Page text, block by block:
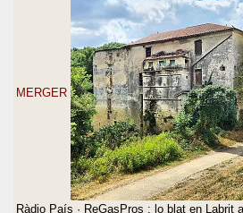
MERGER
Ràdio País · ReGasPros : lo blat en Labrit